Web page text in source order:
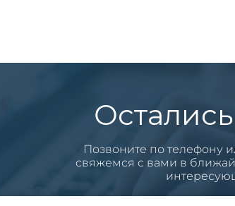
Позвоните по телефону
свяжемся с вами в